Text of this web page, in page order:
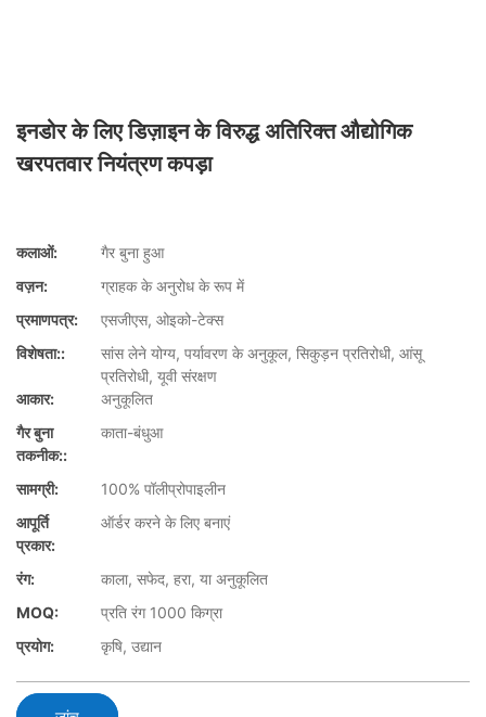
इनडोर के लिए डिज़ाइन के विरुद्ध अतिरिक्त औद्योगिक
खरपतवार नियंत्रण कपड़ा
कलाओं:
गैर बुना हुआ
वज़न:
ग्राहक के अनुरोध के रूप में
प्रमाणपत्र:
एसजीएस, ओइको-टेक्स
विशेषता::
सांस लेने योग्य, पर्यावरण के अनुकूल, सिकुड़न प्रतिरोधी, आंसू
प्रतिरोधी, यूवी संरक्षण
आकार:
अनुकूलित
गैर बुना
तकनीक::
काता-बंधुआ
सामग्री:
100% पॉलीप्रोपाइलीन
आपूर्ति
प्रकार:
ऑर्डर करने के लिए बनाएं
रंग:
काला, सफेद, हरा, या अनुकूलित
MOQ:
प्रति रंग 1000 किग्रा
प्रयोग:
कृषि, उद्यान